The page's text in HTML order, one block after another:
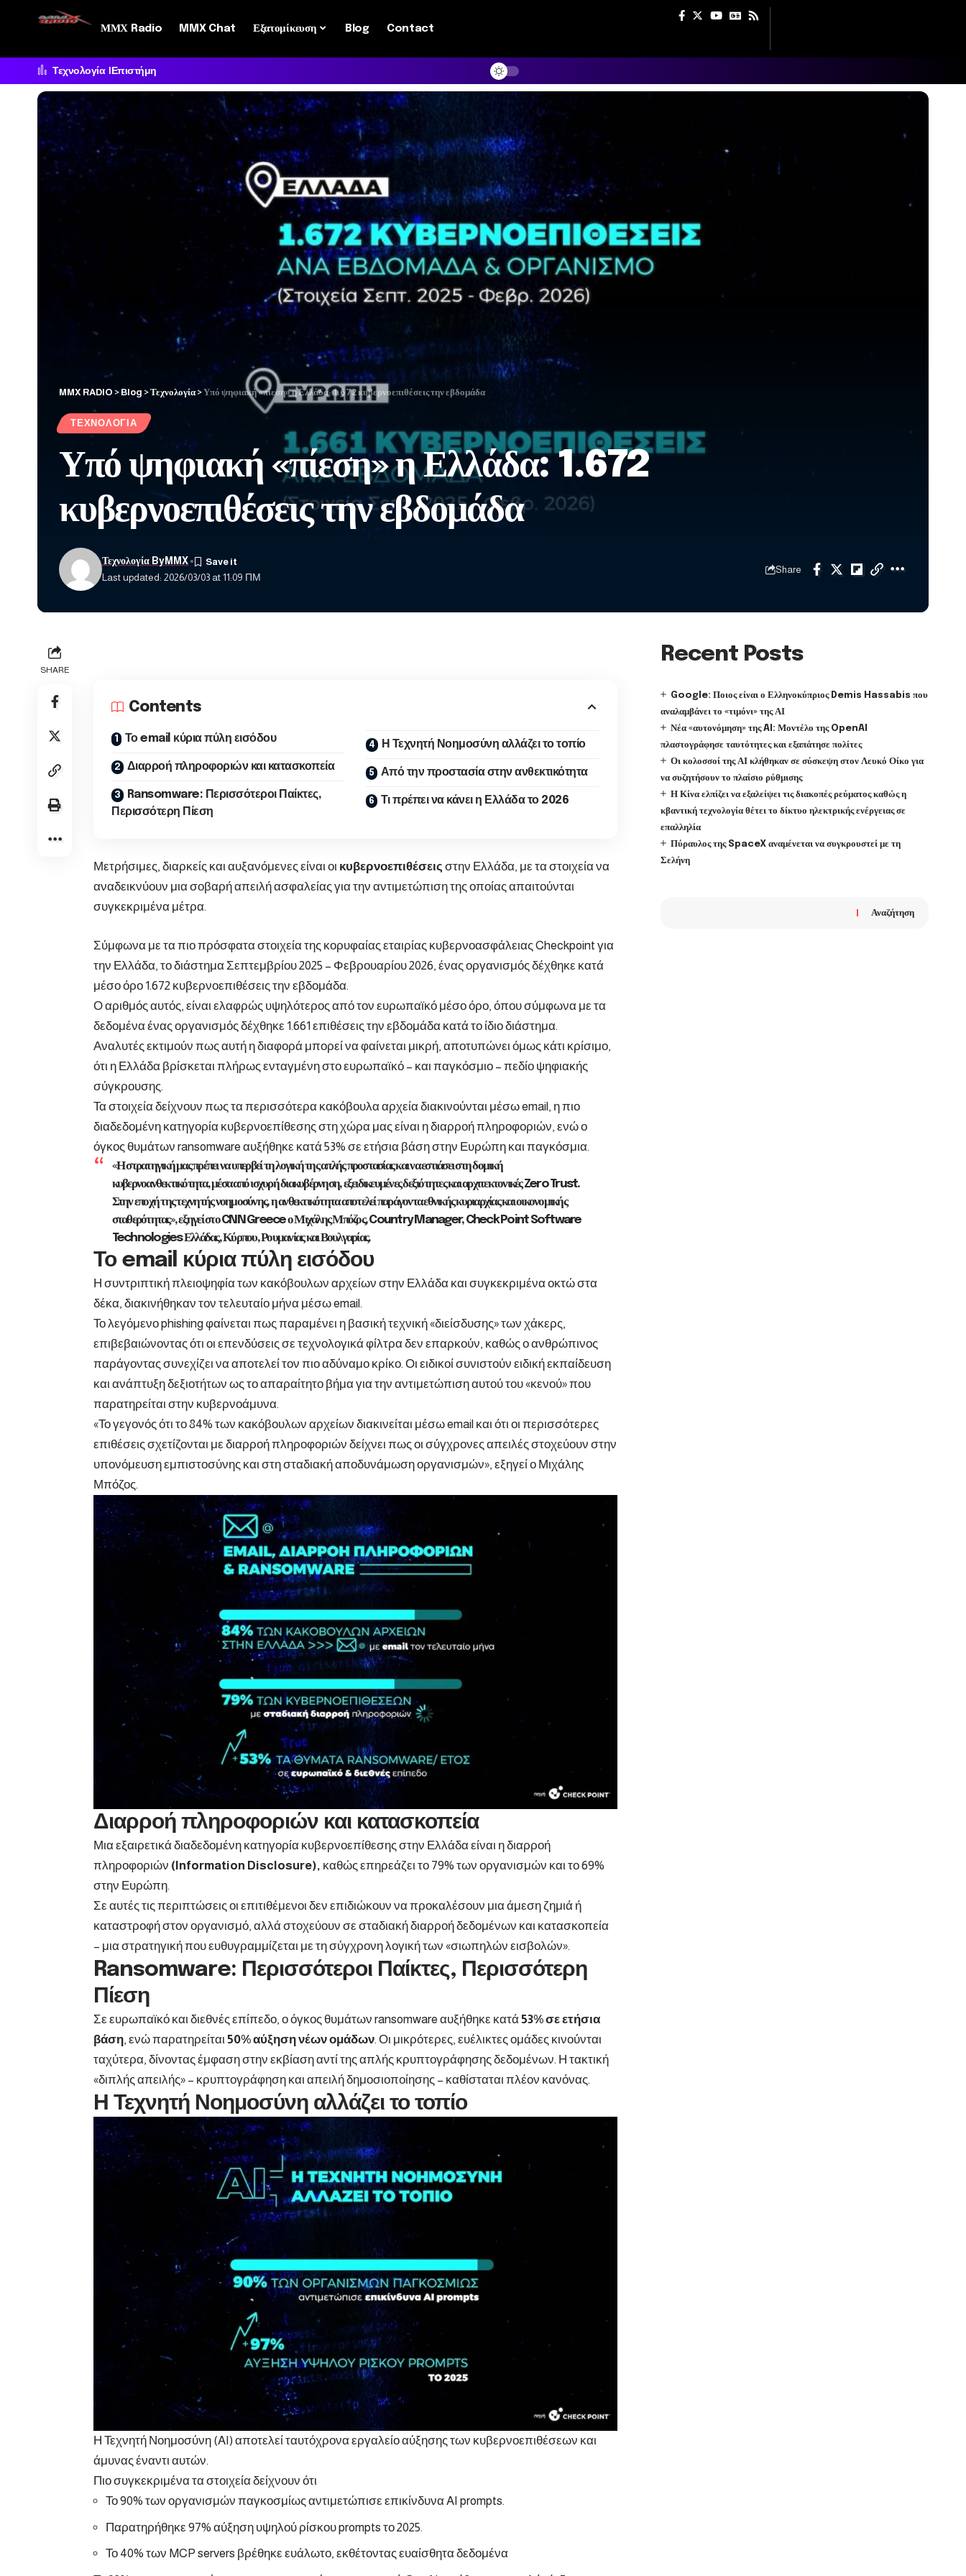
ΜΜΧ Radio MMX Chat Εξατομίκευση Blog Contact
Τεχνολογία Επιστήμη
MMX RADIO > Blog >Τεχνολογία >Υπό ψηφιακή «πίεση» η Ελλάδα: 1.672 κυβερνοεπιθέσεις την εβδομάδα
ΤΕΧΝΟΛΟΓΊΑ
Υπό ψηφιακή «πίεση» η Ελλάδα: 1.672
κυβερνοεπιθέσεις την εβδομάδα
Last updated: 2026/03/03 at 11:09 ΠΜ
Τεχνολογία ByMMX
Share
SHARE
Contents
Το email κύρια πύλη εισόδου
Διαρροή πληροφοριών και κατασκοπεία
Ransomware: Περισσότεροι Παίκτες,
Περισσότερη Πίεση
Η Τεχνητή Νοημοσύνη αλλάζει το τοπίο
Από την προστασία στην ανθεκτικότητα
Τι πρέπει να κάνει η Ελλάδα το 2026
Μετρήσιμες, διαρκείς και αυξανόμενες είναι οι κυβερνοεπιθέσεις στην Ελλάδα, με τα στοιχεία να
αναδεικνύουν μια σοβαρή απειλή ασφαλείας για την αντιμετώπιση της οποίας απαιτούνται
συγκεκριμένα μέτρα.
Σύμφωνα με τα πιο πρόσφατα στοιχεία της κορυφαίας εταιρίας κυβερνοασφάλειας Checkpoint για
την Ελλάδα, το διάστημα Σεπτεμβρίου 2025 – Φεβρουαρίου 2026, ένας οργανισμός δέχθηκε κατά
μέσο όρο 1.672 κυβερνοεπιθέσεις την εβδομάδα.
Ο αριθμός αυτός, είναι ελαφρώς υψηλότερος από τον ευρωπαϊκό μέσο όρο, όπου σύμφωνα με τα
δεδομένα ένας οργανισμός δέχθηκε 1.661 επιθέσεις την εβδομάδα κατά το ίδιο διάστημα.
Αναλυτές εκτιμούν πως αυτή η διαφορά μπορεί να φαίνεται μικρή, αποτυπώνει όμως κάτι κρίσιμο,
ότι η Ελλάδα βρίσκεται πλήρως ενταγμένη στο ευρωπαϊκό – και παγκόσμιο – πεδίο ψηφιακής
σύγκρουσης.
Τα στοιχεία δείχνουν πως τα περισσότερα κακόβουλα αρχεία διακινούνται μέσω email, η πιο
διαδεδομένη κατηγορία κυβερνοεπίθεσης στη χώρα μας είναι η διαρροή πληροφοριών, ενώ ο
όγκος θυμάτων ransomware αυξήθηκε κατά 53% σε ετήσια βάση στην Ευρώπη και παγκόσμια.
«Η στρατηγική μας πρέπει να υπερβεί τη λογική της απλής προστασίας και να εστιάσει στη δομική
κυβερνοανθεκτικότητα, μέσα από ισχυρή διακυβέρνηση, εξειδικευμένες δεξιότητες και αρχιτεκτονικές Zero Trust.
Στην εποχή της τεχνητής νοημοσύνης, η ανθεκτικότητα αποτελεί παράγοντα εθνικής κυριαρχίας και οικονομικής
σταθερότητας», εξηγεί στο CNN Greece ο Μιχάλης Μπόζος, Country Manager, Check Point Software
Technologies Ελλάδας, Κύρπου, Ρουμανίας και Βουλγαρίας.
Το email κύρια πύλη εισόδου
Η συντριπτική πλειοψηφία των κακόβουλων αρχείων στην Ελλάδα και συγκεκριμένα οκτώ στα
δέκα, διακινήθηκαν τον τελευταίο μήνα μέσω email.
Το λεγόμενο phishing φαίνεται πως παραμένει η βασική τεχνική «διείσδυσης» των χάκερς,
επιβεβαιώνοντας ότι οι επενδύσεις σε τεχνολογικά φίλτρα δεν επαρκούν, καθώς ο ανθρώπινος
παράγοντας συνεχίζει να αποτελεί τον πιο αδύναμο κρίκο. Οι ειδικοί συνιστούν ειδική εκπαίδευση
και ανάπτυξη δεξιοτήτων ως το απαραίτητο βήμα για την αντιμετώπιση αυτού του «κενού» που
παρατηρείται στην κυβερνοάμυνα.
«Το γεγονός ότι το 84% των κακόβουλων αρχείων διακινείται μέσω email και ότι οι περισσότερες
επιθέσεις σχετίζονται με διαρροή πληροφοριών δείχνει πως οι σύγχρονες απειλές στοχεύουν στην
υπονόμευση εμπιστοσύνης και στη σταδιακή αποδυνάμωση οργανισμών», εξηγεί ο Μιχάλης
Μπόζος.
Διαρροή πληροφοριών και κατασκοπεία
Μια εξαιρετικά διαδεδομένη κατηγορία κυβερνοεπίθεσης στην Ελλάδα είναι η διαρροή
πληροφοριών (Information Disclosure), καθώς επηρεάζει το 79% των οργανισμών και το 69%
στην Ευρώπη.
Σε αυτές τις περιπτώσεις οι επιτιθέμενοι δεν επιδιώκουν να προκαλέσουν μια άμεση ζημιά ή
καταστροφή στον οργανισμό, αλλά στοχεύουν σε σταδιακή διαρροή δεδομένων και κατασκοπεία
– μια στρατηγική που ευθυγραμμίζεται με τη σύγχρονη λογική των «σιωπηλών εισβολών».
Ransomware: Περισσότεροι Παίκτες, Περισσότερη
Πίεση
Σε ευρωπαϊκό και διεθνές επίπεδο, ο όγκος θυμάτων ransomware αυξήθηκε κατά53% σε ετήσια
βάση, ενώ παρατηρείται 50% αύξηση νέων ομάδων. Οι μικρότερες, ευέλικτες ομάδες κινούνται
ταχύτερα, δίνοντας έμφαση στην εκβίαση αντί της απλής κρυπτογράφησης δεδομένων. Η τακτική
«διπλής απειλής» – κρυπτογράφηση και απειλή δημοσιοποίησης – καθίσταται πλέον κανόνας.
Η Τεχνητή Νοημοσύνη αλλάζει το τοπίο
Η Τεχνητή Νοημοσύνη (AI) αποτελεί ταυτόχρονα εργαλείο αύξησης των κυβερνοεπιθέσεων και
άμυνας έναντι αυτών.
Πιο συγκεκριμένα τα στοιχεία δείχνουν ότι
Το 90% των οργανισμών παγκοσμίως αντιμετώπισε επικίνδυνα AI prompts.
Παρατηρήθηκε 97% αύξηση υψηλού ρίσκου prompts το 2025.
Το 40% των MCP servers βρέθηκε ευάλωτο, εκθέτοντας ευαίσθητα δεδομένα
Recent Posts
Google: Ποιος είναι ο Ελληνοκύπριος Demis Hassabis που
αναλαμβάνει το «τιμόνι» της ΑΙ
Νέα «αυτονόμηση» της AI: Μοντέλο της OpenAI
πλαστογράφησε ταυτότητες και εξαπάτησε πολίτες
Οι κολοσσοί της ΑΙ κλήθηκαν σε σύσκεψη στον Λευκό Οίκο για
να συζητήσουν το πλαίσιο ρύθμισης
Η Κίνα ελπίζει να εξαλείψει τις διακοπές ρεύματος καθώς η
κβαντική τεχνολογία θέτει το δίκτυο ηλεκτρικής ενέργειας σε
επαλληλία
Πύραυλος της SpaceX αναμένεται να συγκρουστεί με τη
Σελήνη
Αναζήτηση